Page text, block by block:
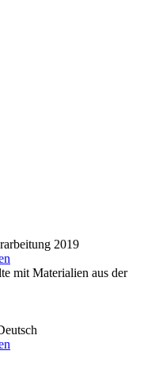
2019
mit Materialien aus der